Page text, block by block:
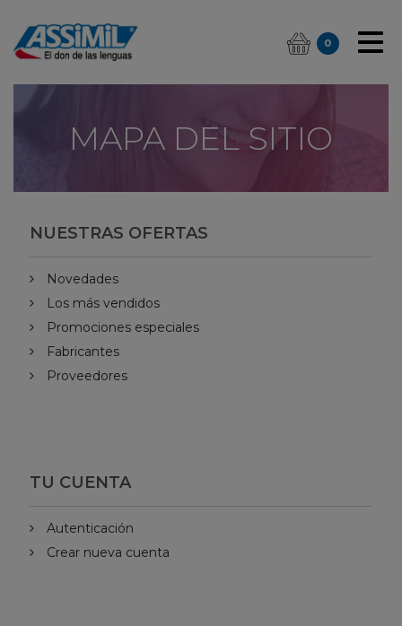
0
MAPA DEL SITIO
NUESTRAS OFERTAS
Novedades
Los más vendidos
Promociones especiales
Fabricantes
Proveedores
TU CUENTA
Autenticación
Crear nueva cuenta